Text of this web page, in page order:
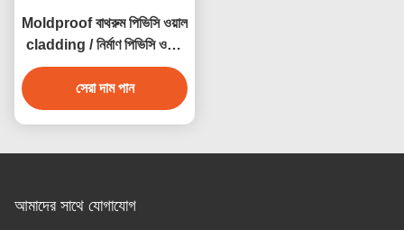
Moldproof বাথরুম পিভিসি ওয়াল
cladding / নির্মাণ পিভিসি ওয়াল
প্যানেল
সেরা দাম পান
আমাদের সাথে যোগাযোগ